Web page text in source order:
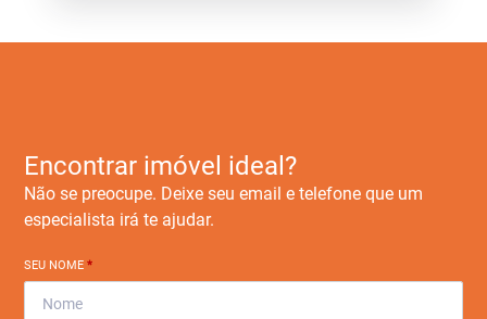
Encontrar imóvel ideal?
Não se preocupe. Deixe seu email e telefone que um
especialista irá te ajudar.
SEU NOME*